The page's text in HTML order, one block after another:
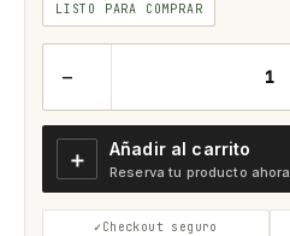
LISTO PARA COMPRAR
−
＋ Añadir al carrito
Reserva tu producto ahora
Checkout seguro